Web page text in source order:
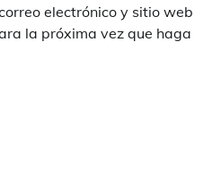
electrónico y sitio web
la próxima vez que haga